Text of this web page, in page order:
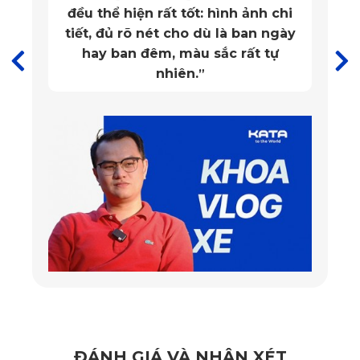
về ống kính cũng như các tính năng hiện đại và thông minh
hơn. Các điểm nổi bật của sản phẩm này có thể kể đến như:
đều thể hiện rất tốt: hình ảnh chi
tiết, đủ rõ nét cho dù là ban ngày
hay ban đêm, màu sắc rất tự
nhiên.”